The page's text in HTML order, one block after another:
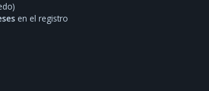
en el registro